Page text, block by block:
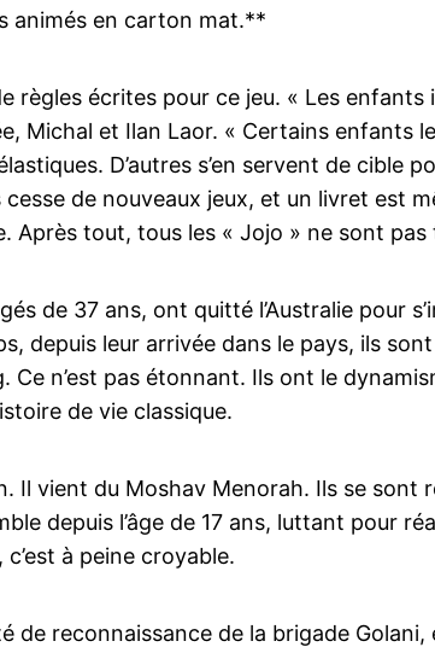
animés en carton mat.**
règles écrites pour ce jeu. « Les
Michal et Ilan Laor. « Certains enfants
D’autres s’en servent de cible
de nouveaux jeux, et un livret est
Après tout, tous les « Jojo » ne sont pas
de 37 ans, ont quitté l’Australie pour
depuis leur arrivée dans le pays, ils
n’est pas étonnant. Ils ont le
de vie classique.
Il vient du Moshav Menorah. Ils se sont
depuis l’âge de 17 ans, luttant pour
à peine croyable.
de reconnaissance de la brigade